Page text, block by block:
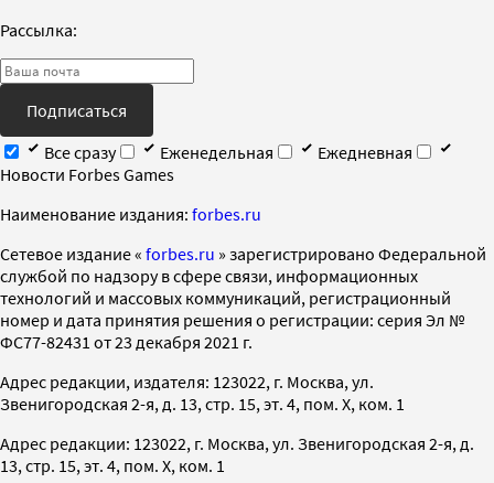
Рассылка:
Подписаться
Все сразу
Еженедельная
Ежедневная
Новости Forbes Games
Наименование издания: forbes.ru
Cетевое издание « forbes.ru » зарегистрировано Федеральной
службой по надзору в сфере связи, информационных
технологий и массовых коммуникаций, регистрационный
номер и дата принятия решения о регистрации: серия Эл №
ФС77-82431 от 23 декабря 2021 г.
Адрес редакции, издателя: 123022, г. Москва, ул.
Звенигородская 2-я, д. 13, стр. 15, эт. 4, пом. X, ком. 1
Адрес редакции: 123022, г. Москва, ул. Звенигородская 2-я, д.
13, стр. 15, эт. 4, пом. X, ком. 1